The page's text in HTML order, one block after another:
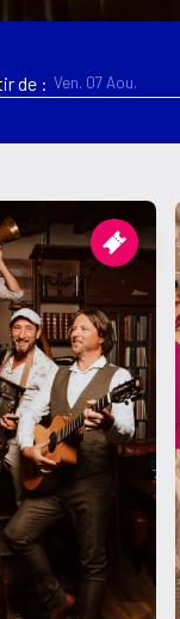
de :